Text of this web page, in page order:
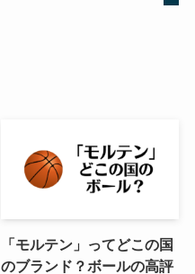
「モルテン」ってどこの国
のブランド？ボールの高評